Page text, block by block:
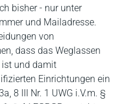
bisher - nur unter
und Mailadresse.
von
dass das Weglassen
ist und damit
Einrichtungen ein
8 III Nr. 1 UWG i.V.m. §